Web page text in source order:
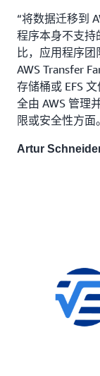
“将数据迁移到
程序本身不支持
比，应用程序
AWS Transfer
存储桶或 EFS
全由 AWS 管理
限或安全性方面
Artur